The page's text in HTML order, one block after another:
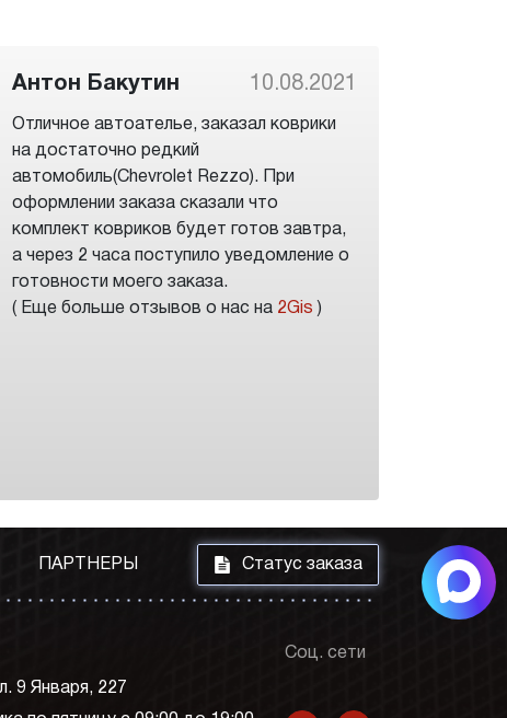
Антон Бакутин 10.08.2021
Отличное автоателье, заказал коврики
на достаточно редкий
автомобиль(Chevrolet Rezzo). При
оформлении заказа сказали что
комплект ковриков будет готов завтра,
а через 2 часа поступило уведомление о
готовности моего заказа.
( Еще больше отзывов о нас на 2Gis )
ПАРТНЕРЫ i Статус заказа
9 Января, 227
Соц. сети